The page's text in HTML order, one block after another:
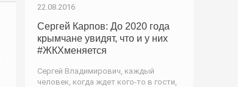
22.08.2016
Сергей Карпов: До 2020 года
крымчане увидят, что и у них
#ЖКХменяется
Сергей Владимирович, каждый
человек, когда ждет кого-то в гости,